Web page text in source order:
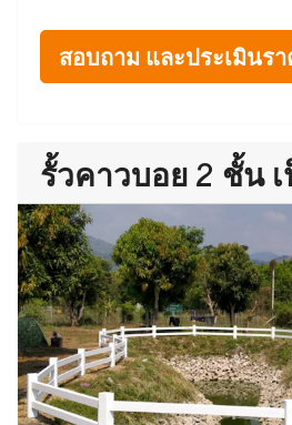
สอบถาม และประเมินร
รั้วคาวบอย 2 ชั้น